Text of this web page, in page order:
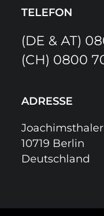
TELEFON
(DE & AT)
(CH) 0800
ADRESSE
Joachimsthaler
10719 Berlin
Deutschland